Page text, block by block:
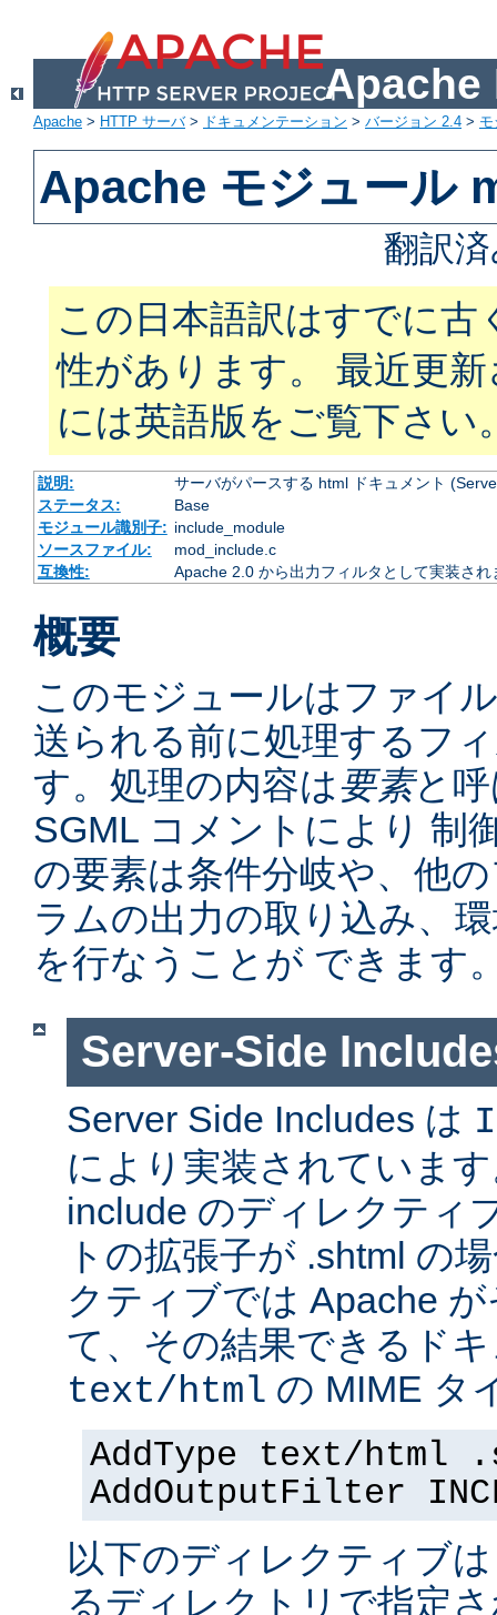
Apache
Apache > HTTP サーバ> ドキュメンテーション > バージョン 2.4 >
Apache モジュール
翻訳
この日本語訳はすでに古
性があります。 最近更
には英語版をご覧下さい
説明:
サーバがパースする html ドキュメント
ステータス:
Base
モジュール識別子: include_module
ソースファイル:
mod_include.c
互換性:
Apache 2.0 から出力フィルタとして実装され
概要
このモジュールはファイ
送られる前に処理するフ
す。処理の内容は要素と
SGML コメントにより 制
の要素は条件分岐や、他
ラムの出力の取り込み、
を行なうことが できます
Server-Side
Server Side Includes は
により実装されていま
include のディレクティ
トの拡張子が .shtml の
クティブでは Apache
て、その結果できるド
text/html の MIME タ
AddType text/html
AddOutputFilter
以下のディレクティブ
るディレクトリで指定